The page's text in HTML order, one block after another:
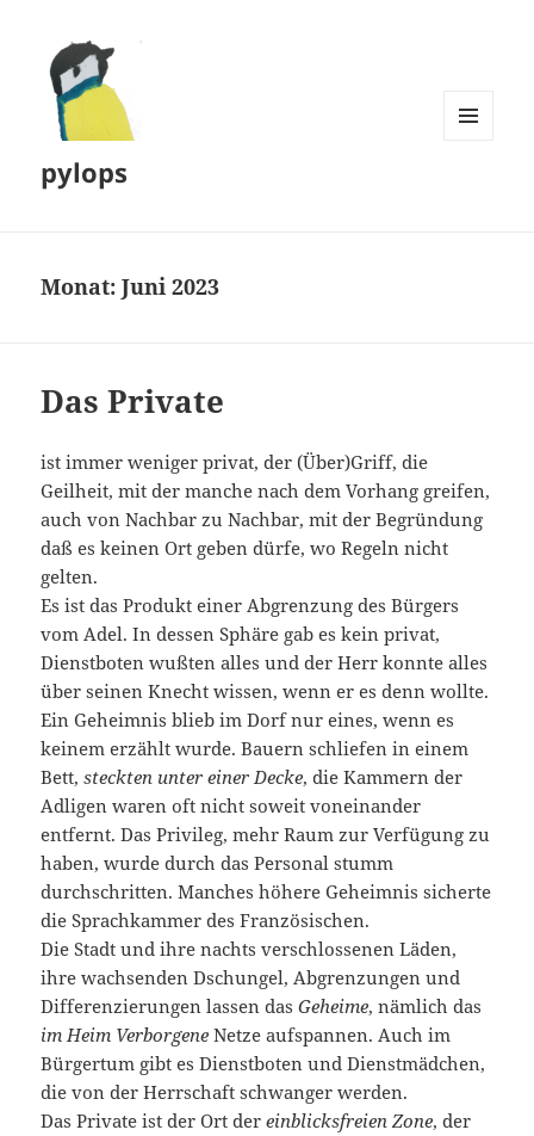
pylops
Monat:Juni 2023
Das Private
ist immer weniger privat, der (Über)Griff, die
Geilheit, mit der manche nach dem Vorhang greifen,
auch von Nachbar zu Nachbar, mit der Begründung
daß es keinen Ort geben dürfe, wo Regeln nicht
gelten.
Es ist das Produkt einer Abgrenzung des Bürgers
vom Adel. In dessen Sphäre gab es kein privat,
Dienstboten wußten alles und der Herr konnte alles
über seinen Knecht wissen, wenn er es denn wollte.
Ein Geheimnis blieb im Dorf nur eines, wenn es
keinem erzählt wurde. Bauern schliefen in einem
Bett,steckten unter einer Decke, die Kammern der
Adligen waren oft nicht soweit voneinander
entfernt. Das Privileg, mehr Raum zur Verfügung zu
haben, wurde durch das Personal stumm
durchschritten. Manches höhere Geheimnis sicherte
die Sprachkammer des Französischen.
Die Stadt und ihre nachts verschlossenen Läden,
ihre wachsenden Dschungel, Abgrenzungen und
Differenzierungen lassen dasGeheime, nämlich das
im Heim Verborgene Netze aufspannen. Auch im
Bürgertum gibt es Dienstboten und Dienstmädchen,
die von der Herrschaft schwanger werden.
Das Private ist der Ort dereinblicksfreien Zone, der